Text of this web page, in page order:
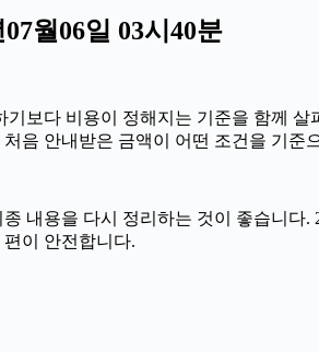
월06일 03시40분
보다 비용이 정해지는 기준을 함께
음 안내받은 금액이 어떤 조건을 기준
내용을 다시 정리하는 것이 좋습니다
이 안전합니다.